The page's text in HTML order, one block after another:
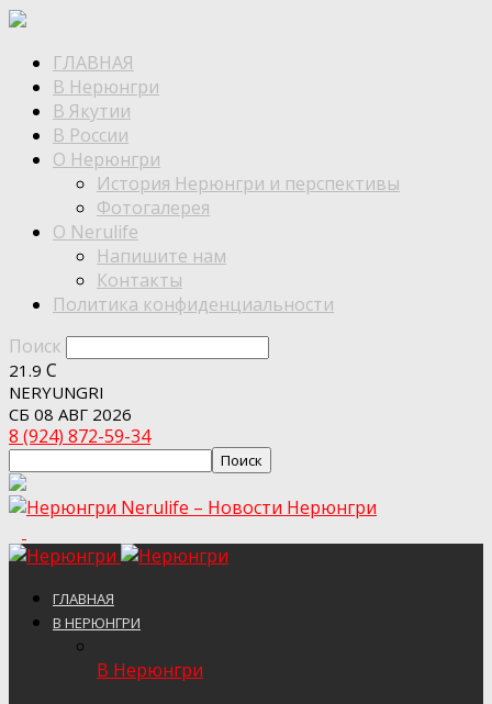
ГЛАВНАЯ
В Нерюнгри
В Якутии
В России
О Нерюнгри
История Нерюнгри и перспективы
Фотогалерея
О Nerulife
Напишите нам
Контакты
Политика конфиденциальности
Поиск
21.9 C
NERYUNGRI
СБ 08 АВГ 2026
8 (924) 872-59-34
Nerulife – Новости Нерюнгри
ГЛАВНАЯ
В НЕРЮНГРИ
В Нерюнгри